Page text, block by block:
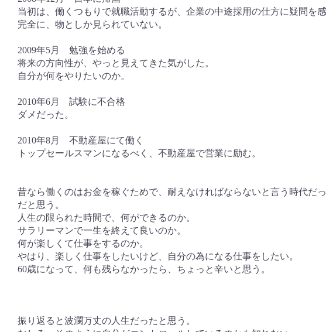
当初は、働くつもりで就職活動するが、企業の中途採用の仕方に疑問を感
完全に、物としか見られていない。
2009年5月 勉強を始める
将来の方向性が、やっと見えてきた気がした。
自分が何をやりたいのか。
2010年6月 試験に不合格
ダメだった。
2010年8月 不動産屋にて働く
トップセールスマンになるべく、不動産屋で営業に励む。
昔なら働くのはお金を稼ぐためで、耐えなければならないと言う時代だ
だと思う。
人生の限られた時間で、何ができるのか。
サラリーマンで一生を終えて良いのか。
何が楽しくて仕事をするのか。
やはり、楽しく仕事をしたいけど、自分の為になる仕事をしたい。
60歳になって、何も残らなかったら、ちょっと辛いと思う。
振り返ると波瀾万丈の人生だったと思う。